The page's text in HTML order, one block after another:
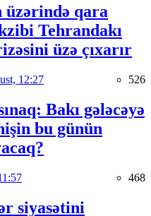
qara
Tehrandakı
üzə çıxarır
12:27 526
Bakı gələcəyə
bu günün
468
siyasətini